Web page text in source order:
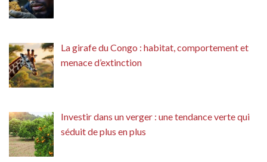
La girafe du Congo : habitat, comportement et
menace d’extinction
Investir dans un verger : une tendance verte qui
séduit de plus en plus